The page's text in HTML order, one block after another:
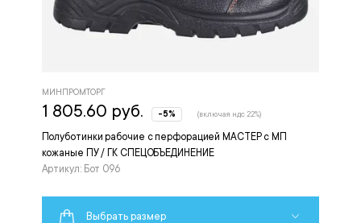
Полуботинки рабочие с перфорацией МАСТЕР с МП
кожаные ПУ / ГК СПЕЦОБЪЕДИНЕНИЕ
Артикул: Бот 096
МИНПРОМТОРГ
1 805.60 руб. -5% (включая ндс 22%)
Выбрать размер